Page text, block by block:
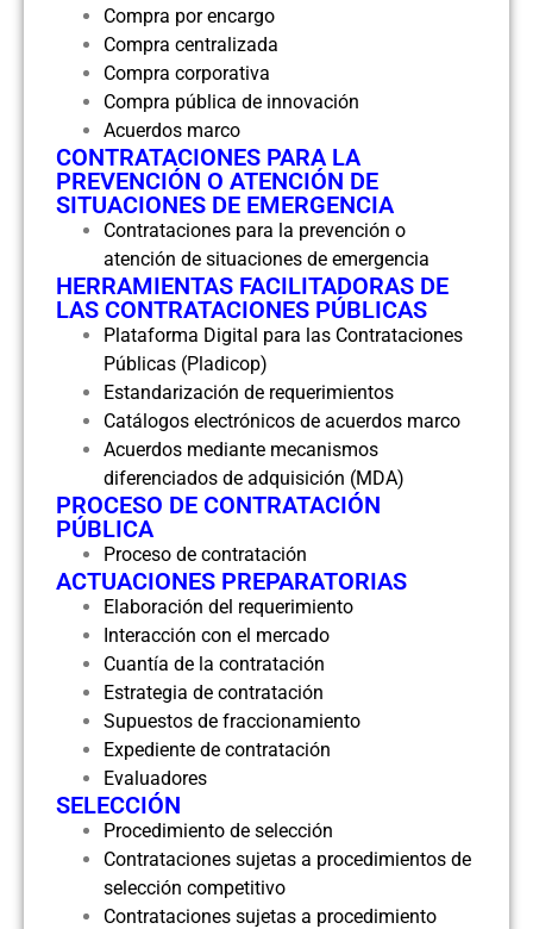
Compra por encargo
Compra centralizada
Compra corporativa
Compra pública de innovación
Acuerdos marco
CONTRATACIONES PARA LA
PREVENCIÓN O ATENCIÓN DE
SITUACIONES DE EMERGENCIA
Contrataciones para la prevención o
atención de situaciones de emergencia
HERRAMIENTAS FACILITADORAS DE
LAS CONTRATACIONES PÚBLICAS
Plataforma Digital para las Contrataciones
Públicas (Pladicop)
Estandarización de requerimientos
Catálogos electrónicos de acuerdos marco
Acuerdos mediante mecanismos
diferenciados de adquisición (MDA)
PROCESO DE CONTRATACIÓN
PÚBLICA
Proceso de contratación
ACTUACIONES PREPARATORIAS
Elaboración del requerimiento
Interacción con el mercado
Cuantía de la contratación
Estrategia de contratación
Supuestos de fraccionamiento
Expediente de contratación
Evaluadores
SELECCIÓN
Procedimiento de selección
Contrataciones sujetas a procedimientos de
selección competitivo
Contrataciones sujetas a procedimiento